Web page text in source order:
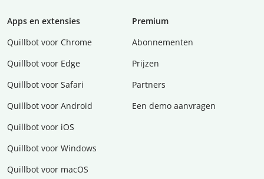
Apps en extensies
Quillbot voor Chrome
Quillbot voor Edge
Quillbot voor Safari
Quillbot voor Android
Quillbot voor iOS
Quillbot voor Windows
Quillbot voor macOS
Premium
Abonnementen
Prijzen
Partners
Een demo aanvragen